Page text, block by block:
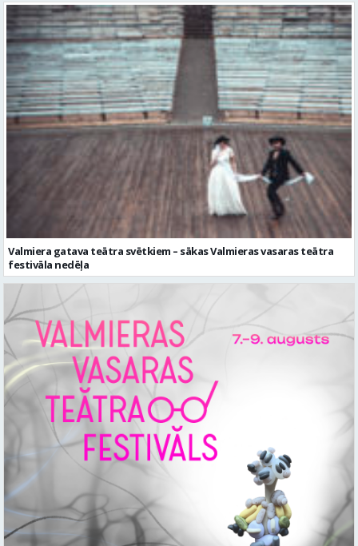
Valmiera gatava teātra svētkiem – sākas Valmieras vasaras teātra
festivāla nedēļa